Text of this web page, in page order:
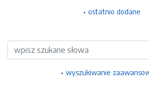
ostatnio dodane
Wyszukiwarka
wyszukiwanie